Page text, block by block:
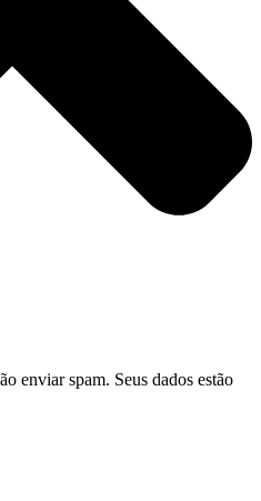
enviar spam. Seus dados estão